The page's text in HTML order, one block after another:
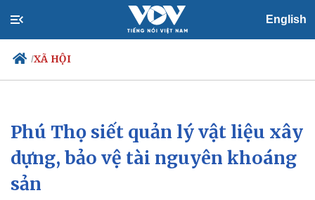
English
/XÃ HỘI
Chính trị
Đảng
Tổ chức nhân sự
Quốc hội
Xã hội
Dự báo thời tiết
Phú Thọ siết quản lý vật liệu xây
dựng, bảo vệ tài nguyên khoáng
sản